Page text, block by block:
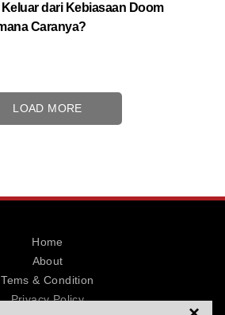
dari Kebiasaan Doom
Caranya?
LOAD MORE
Home
About
Tems & Condition
Privacy Policy